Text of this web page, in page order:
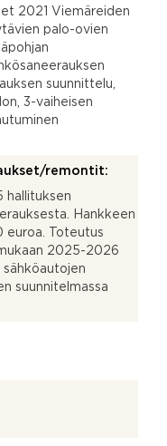
2021 Viemäreiden
palo-ovien
suunnittelu,
3-vaiheisen
remontit:
hallituksen
Hankkeen
euroa. Toteutus
2025-2026
sähköautojen
suunnitelmassa